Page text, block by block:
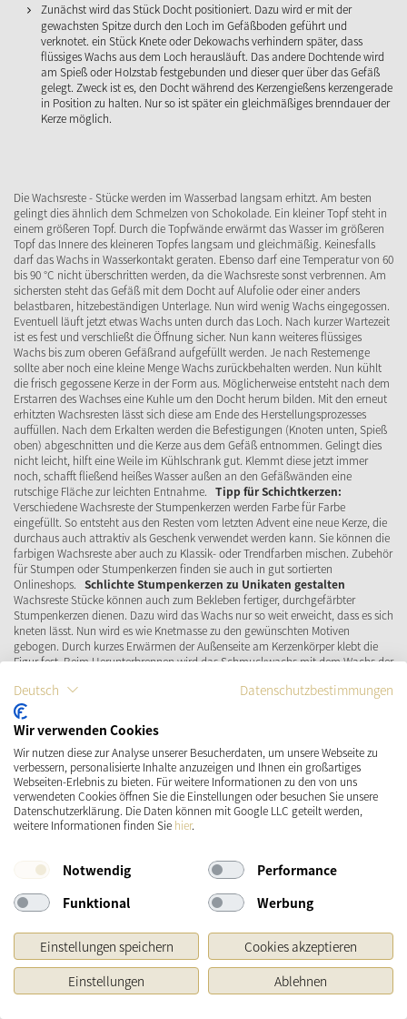
Zunächst wird das Stück Docht positioniert. Dazu wird er mit der
gewachsten Spitze durch den Loch im Gefäßboden geführt und
verknotet. ein Stück Knete oder Dekowachs verhindern später, dass
flüssiges Wachs aus dem Loch herausläuft. Das andere Dochtende wird
am Spieß oder Holzstab festgebunden und dieser quer über das Gefäß
gelegt. Zweck ist es, den Docht während des Kerzengießens kerzengerade
in Position zu halten. Nur so ist später ein gleichmäßiges brenndauer der
Kerze möglich.
Die Wachsreste - Stücke werden im Wasserbad langsam erhitzt. Am besten
gelingt dies ähnlich dem Schmelzen von Schokolade. Ein kleiner Topf steht in
einem größeren Topf. Durch die Topfwände erwärmt das Wasser im größeren
Topf das Innere des kleineren Topfes langsam und gleichmäßig. Keinesfalls
darf das Wachs in Wasserkontakt geraten. Ebenso darf eine Temperatur von 60
bis 90 °C nicht überschritten werden, da die Wachsreste sonst verbrennen. Am
sichersten steht das Gefäß mit dem Docht auf Alufolie oder einer anders
belastbaren, hitzebeständigen Unterlage. Nun wird wenig Wachs eingegossen.
Eventuell läuft jetzt etwas Wachs unten durch das Loch. Nach kurzer Wartezeit
ist es fest und verschließt die Öffnung sicher. Nun kann weiteres flüssiges
Wachs bis zum oberen Gefäßrand aufgefüllt werden. Je nach Restemenge
sollte aber noch eine kleine Menge Wachs zurückbehalten werden. Nun kühlt
die frisch gegossene Kerze in der Form aus. Möglicherweise entsteht nach dem
Erstarren des Wachses eine Kuhle um den Docht herum bilden. Mit den erneut
erhitzten Wachsresten lässt sich diese am Ende des Herstellungsprozesses
auffüllen. Nach dem Erkalten werden die Befestigungen (Knoten unten, Spieß
oben) abgeschnitten und die Kerze aus dem Gefäß entnommen. Gelingt dies
nicht leicht, hilft eine Weile im Kühlschrank gut. Klemmt diese jetzt immer
noch, schafft fließend heißes Wasser außen an den Gefäßwänden eine
rutschige Fläche zur leichten Entnahme. Tipp für Schichtkerzen:
Verschiedene Wachsreste der Stumpenkerzen werden Farbe für Farbe
eingefüllt. So entsteht aus den Resten vom letzten Advent eine neue Kerze, die
durchaus auch attraktiv als Geschenk verwendet werden kann. Sie können die
farbigen Wachsreste aber auch zu Klassik- oder Trendfarben mischen. Zubehör
für Stumpen oder Stumpenkerzen finden sie auch in gut sortierten
Onlineshops. Schlichte Stumpenkerzen zu Unikaten gestalten
Wachsreste Stücke können auch zum Bekleben fertiger, durchgefärbter
Stumpenkerzen dienen. Dazu wird das Wachs nur so weit erweicht, dass es sich
kneten lässt. Nun wird es wie Knetmasse zu den gewünschten Motiven
gebogen. Durch kurzes Erwärmen der Außenseite am Kerzenkörper klebt die
Figur fest. Beim Herunterbrennen wird das Schmuckwachs mit dem Wachs der
der Marble Kerze Schlamm, Nude oder Rubin bietet der Bastlerbedarf oder
diverse Onlineshops, Blütenkränze als Unterlage. Ebenso gut können diese um
die Mitte der Kerze geschlungen werden, etwa als Deko zu einer Hochzeit oder
für einen Geburtstag. Auch selbst geflochtene Blüten- und Blätterkränze bilden
eine natürliche und elegante Gestaltungsmöglichkeit.
Unser Fazit zu Stumpenkerzen:
Stumpenkerzen sind vor allem für die Verwendung in der Weihnachtszeit
elektrischen Alternativen brennen diese besonders breiten Kerzen auch als
Deko an sonst brandgefährdeten Plätzen sicher und beschaulich.
Käthe Wohlfahrt Newsletter
Deutsch Datenschutzbestimmungen
Wir verwenden Cookies
Wir nutzen diese zur Analyse unserer Besucherdaten, um unsere Webseite zu
verbessern, personalisierte Inhalte anzuzeigen und Ihnen ein großartiges
Webseiten-Erlebnis zu bieten. Für weitere Informationen zu den von uns
verwendeten Cookies öffnen Sie die Einstellungen oder besuchen Sie unsere
Datenschutzerklärung. Die Daten können mit Google LLC geteilt werden,
weitere Informationen finden Sie hier.
Notwendig
Performance
Funktional
Werbung
Einstellungen speichern
Cookies akzeptieren
Einstellungen
Ablehnen